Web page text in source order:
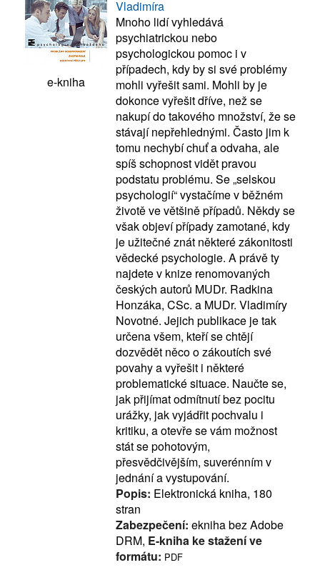
e-kniha
Vladimíra
Mnoho lidí vyhledává
psychiatrickou nebo
psychologickou pomoc i v
případech, kdy by si své problémy
mohli vyřešit sami. Mohli by je
dokonce vyřešit dříve, než se
nakupí do takového množství, že se
stávají nepřehlednými. Často jim k
tomu nechybí chuť a odvaha, ale
spíš schopnost vidět pravou
podstatu problému. Se „selskou
psychologií“ vystačíme v běžném
životě ve většině případů. Někdy se
však objeví případy zamotané, kdy
je užitečné znát některé zákonitosti
vědecké psychologie. A právě ty
najdete v knize renomovaných
českých autorů MUDr. Radkina
Honzáka, CSc. a MUDr. Vladimíry
Novotné. Jejich publikace je tak
určena všem, kteří se chtějí
dozvědět něco o zákoutích své
povahy a vyřešit i některé
problematické situace. Naučte se,
jak přijímat odmítnutí bez pocitu
urážky, jak vyjádřit pochvalu i
kritiku, a otevře se vám možnost
stát se pohotovým,
přesvědčivějším, suverénním v
jednání a vystupování.
Popis: Elektronická kniha, 180
stran
Zabezpečení: ekniha bez Adobe
DRM, E-kniha ke stažení ve
formátu: PDF